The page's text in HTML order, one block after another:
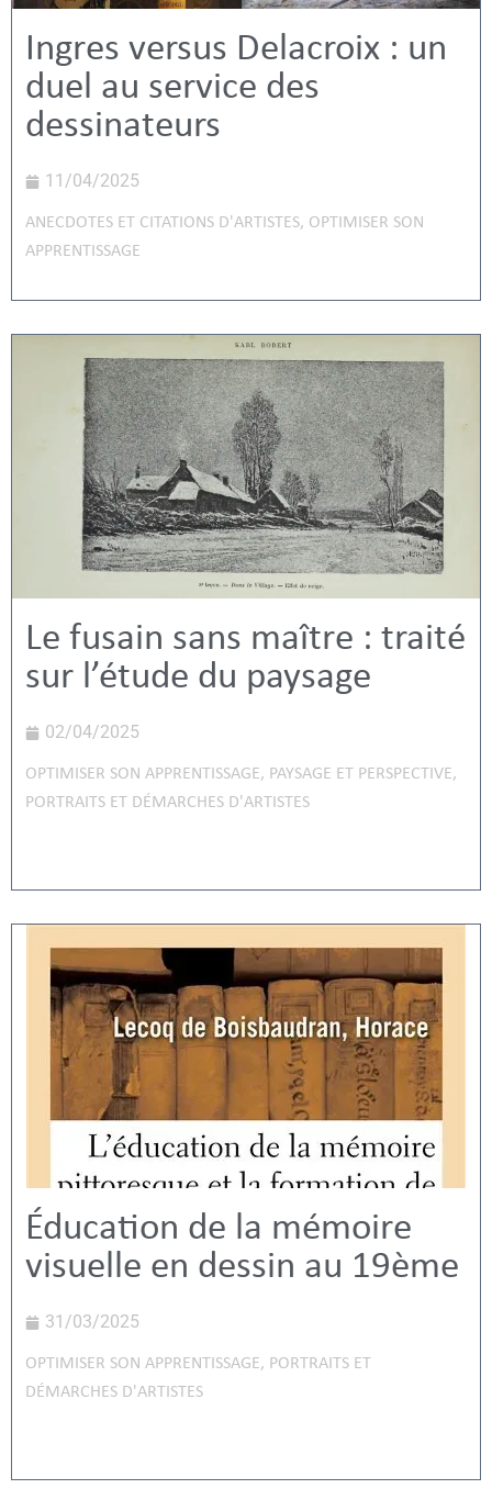
Ingres versus Delacroix : un
duel au service des
dessinateurs
11/04/2025
ANECDOTES ET CITATIONS D'ARTISTES, OPTIMISER SON
APPRENTISSAGE
Le fusain sans maître : traité
sur l’étude du paysage
02/04/2025
OPTIMISER SON APPRENTISSAGE, PAYSAGE ET PERSPECTIVE,
PORTRAITS ET DÉMARCHES D'ARTISTES
Éducation de la mémoire
visuelle en dessin au 19ème
31/03/2025
OPTIMISER SON APPRENTISSAGE, PORTRAITS ET
DÉMARCHES D'ARTISTES